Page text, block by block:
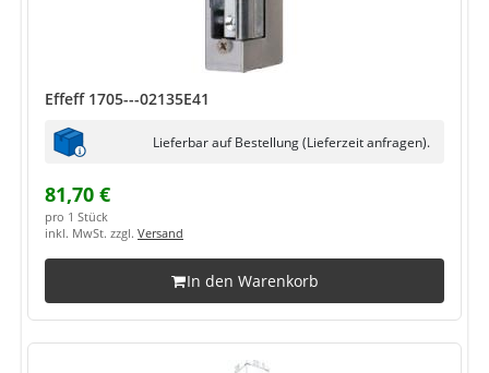
Effeff 1705---02135E41
Lieferbar auf Bestellung (Lieferzeit anfragen).
81,70 €
pro 1 Stück
inkl. MwSt. zzgl. Versand
In den Warenkorb